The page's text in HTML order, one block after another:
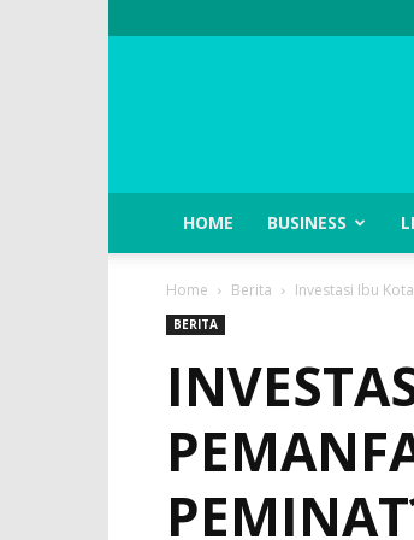
HOME BUSINESS
Home Berita Investasi Ibu
BERITA